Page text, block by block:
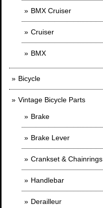
BMX Cruiser
Cruiser
BMX
Bicycle
Vintage Bicycle Parts
Brake
Brake Lever
Crankset & Chainrings
Handlebar
Derailleur